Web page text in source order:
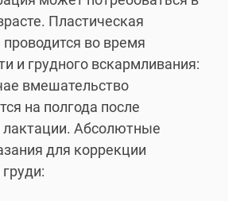
Пластическая
во время
и грудного вскармливания:
вмешательство
на полгода после
Абсолютные
для коррекции